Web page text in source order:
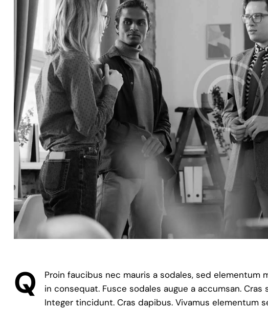
Q
Proin faucibus nec mauris a sodales, sed elementum
in consequat. Fusce sodales augue a accumsan.
Integer tincidunt. Cras dapibus. Vivamus elementum